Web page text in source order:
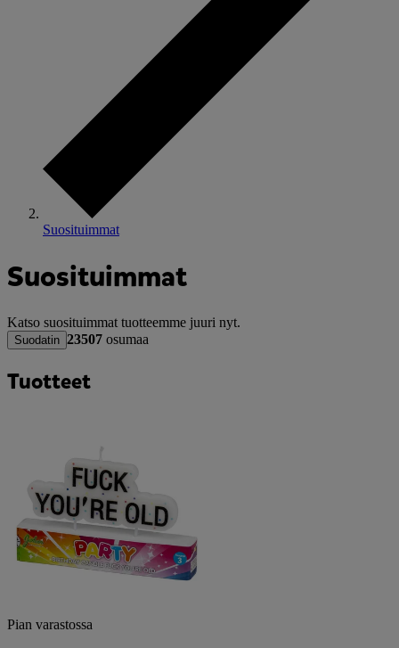
Suosituimmat
Suosituimmat
Katso suosituimmat tuotteemme juuri nyt.
Suodatin 23507 osumaa
Tuotteet
Pian varastossa